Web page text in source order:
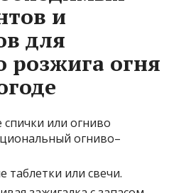
и
для
розжига огня
или огниво
огниво–
таблетки или свечи.